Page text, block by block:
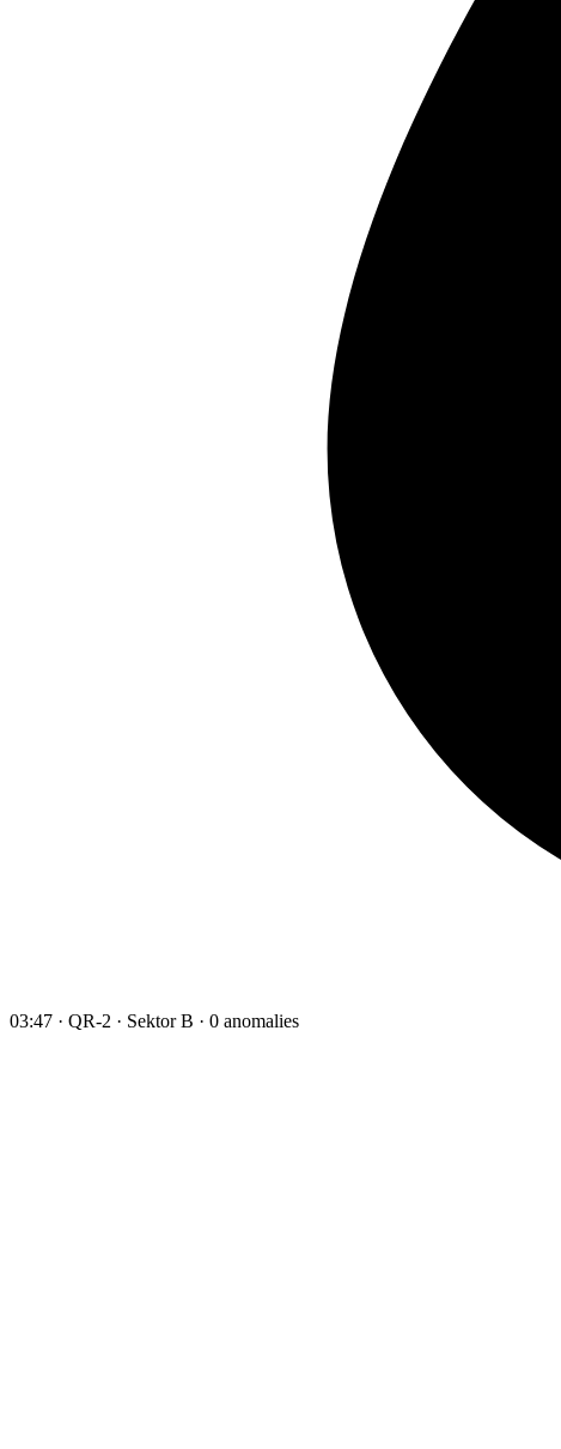
03:47 · QR-2 · Sektor B · 0 anomalies